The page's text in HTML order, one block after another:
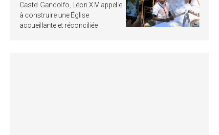
Castel Gandolfo, Léon XIV appelle
à construire une Église
accueillante et réconciliée